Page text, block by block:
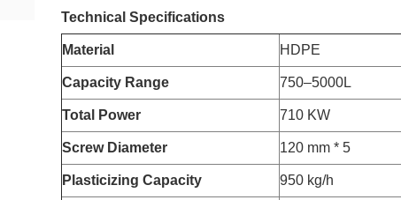
Technical Specifications
Material HDPE
Capacity Range 750–5000L
Total Power 710 KW
Screw Diameter 120 mm * 5
Plasticizing Capacity 950 kg/h